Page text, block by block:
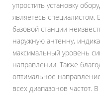
упростить установку
являетесь
базовой станции
наружную антенну,
максимальный уровень
направлении. Также
оптимальное
всех диапазонов частот.